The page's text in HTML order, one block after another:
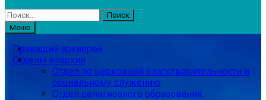
Найти:
Меню
Правящий архиерей
Отделы епархии
Отдел по церковной благотворительности и
социальному служению
Отдел религиозного образования,